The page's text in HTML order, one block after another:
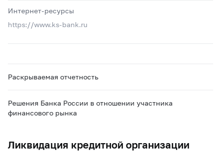
Интернет-ресурсы
https://www.ks-bank.ru
Раскрываемая отчетность
Решения Банка России в отношении участника
финансового рынка
Ликвидация кредитной организации